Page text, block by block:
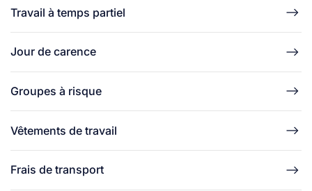
Travail à temps partiel
Jour de carence
Groupes à risque
Vêtements de travail
Frais de transport